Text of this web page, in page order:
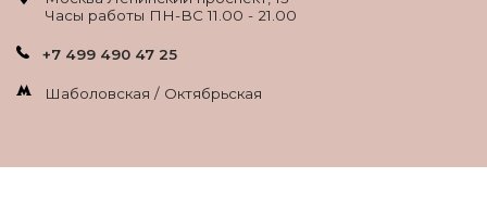
Часы работы ПН-ВС 11.00 - 21.00
+7 499 490 47 25
Шаболовская / Октябрьская